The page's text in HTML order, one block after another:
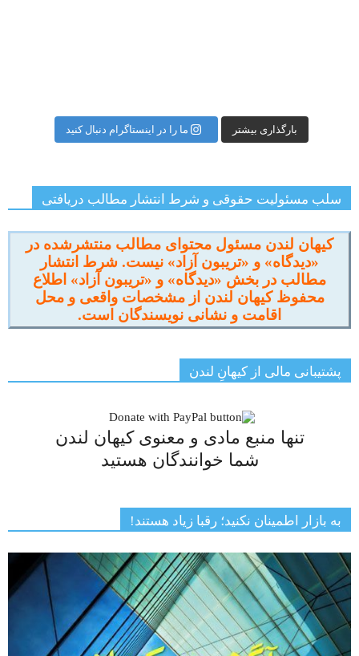
بارگذاری بیشتر ما را در اینستاگرام دنبال کنید
سلب مسئولیت حقوقی و شرط انتشار مطالب دریافتی
کیهان لندن مسئول محتوای مطالب منتشرشده در
«دیدگاه» و «تریبون آزاد» نیست. شرط انتشار
مطالب در بخش «دیدگاه» و «تریبون آزاد» اطلاع
محفوظ کیهان لندن از مشخصات واقعی و محل
اقامت و نشانی نویسندگان است.
پشتیبانی مالی از کیهانِ لندن
تنها منبع مادی و معنوی کیهان لندن
شما خوانندگان هستید
به بازار اطمینان نکنید؛ رقبا زیاد هستند!